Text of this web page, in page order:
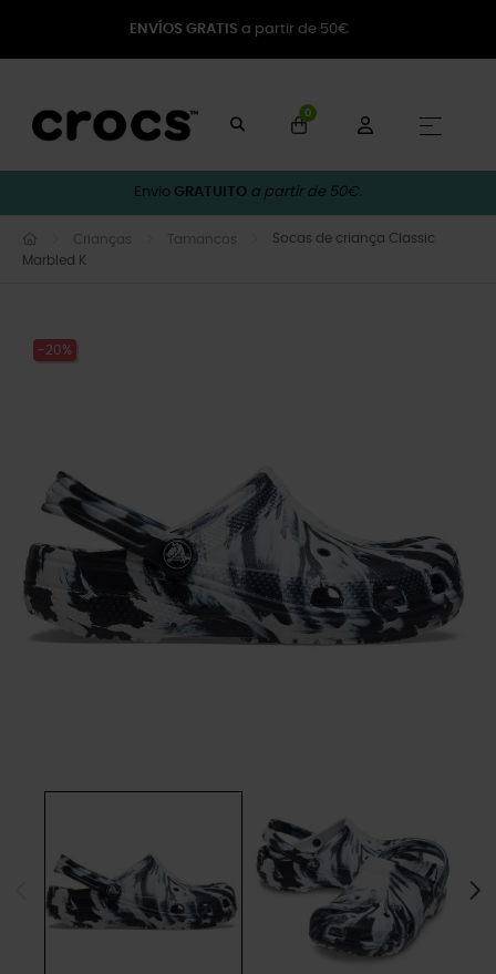
ENVÍOS GRATIS a partir de 50€
0
☰
Envio GRATUITO a partir de 50€.
Crianças Tamancos
Socas de criança Classic
Marbled K
-20%